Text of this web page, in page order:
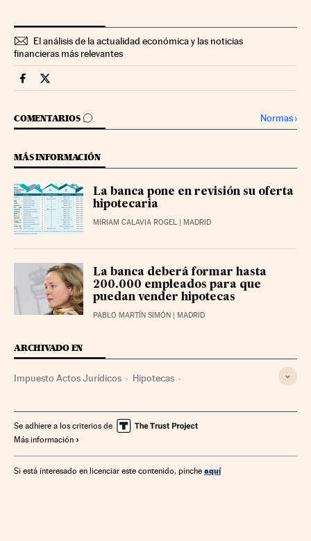
El análisis de la actualidad económica y las noticias
financieras más relevantes
Economia Cinco Días en Facebook
Economia Cinco Días en Twitter
COMENTARIOS
IR A LOS COMENTARIOS Normas›
MÁS INFORMACIÓN
La banca pone en revisión su oferta
hipotecaria
MIRIAM CALAVIA ROGEL | MADRID
La banca deberá formar hasta
200.000 empleados para que
puedan vender hipotecas
PABLO MARTÍN SIMÓN | MADRID
ARCHIVADO EN
Impuesto Actos Jurídicos Hipotecas
Mercados financieros Finanzas públicas
Se adhiere a los criterios de
Más información
Si está interesado en licenciar este contenido, pinche aquí